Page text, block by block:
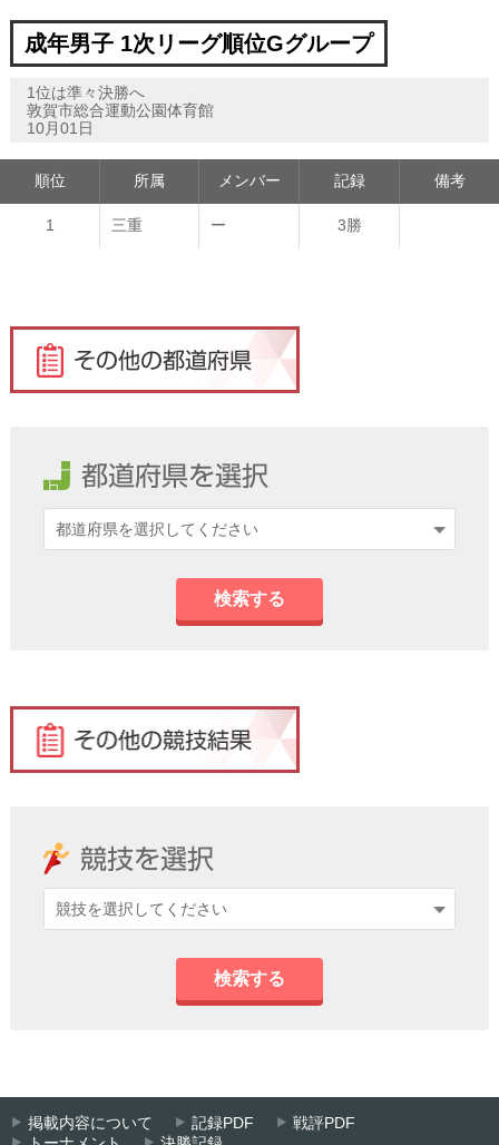
成年男子 1次リーグ順位Gグループ
1位は準々決勝へ
敦賀市総合運動公園体育館
10月01日
順位 所属 メンバー 記録 備考
1 三重 ー 3勝
検索する
検索する
掲載内容について 記録PDF
戦評PDF